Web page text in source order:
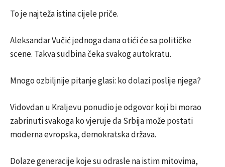
To je najteža istina cijele priče.
Aleksandar Vučić jednoga dana otići će sa političke
scene. Takva sudbina čeka svakog autokratu.
Mnogo ozbiljnije pitanje glasi: ko dolazi poslije njega?
Vidovdan u Kraljevu ponudio je odgovor koji bi morao
zabrinuti svakoga ko vjeruje da Srbija može postati
moderna evropska, demokratska država.
Dolaze generacije koje su odrasle na istim mitovima,